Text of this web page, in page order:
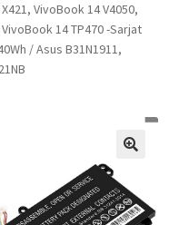
VivoBook 14 V4050,
14 TP470 -Sarjat
/ Asus B31N1911,